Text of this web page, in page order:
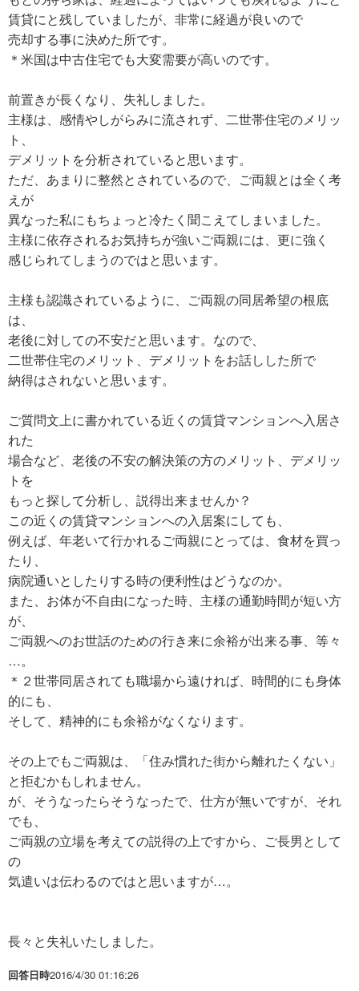
賃貸にと残していましたが、非常に経過が良いので
売却する事に決めた所です。
＊米国は中古住宅でも大変需要が高いのです。
前置きが長くなり、失礼しました。
主様は、感情やしがらみに流されず、二世帯住宅のメリッ
ト、
デメリットを分析されていると思います。
ただ、あまりに整然とされているので、ご両親とは全く考
えが
異なった私にもちょっと冷たく聞こえてしまいました。
主様に依存されるお気持ちが強いご両親には、更に強く
感じられてしまうのではと思います。
主様も認識されているように、ご両親の同居希望の根底
は、
老後に対しての不安だと思います。なので、
二世帯住宅のメリット、デメリットをお話しした所で
納得はされないと思います。
ご質問文上に書かれている近くの賃貸マンションへ入居さ
れた
場合など、老後の不安の解決策の方のメリット、デメリッ
トを
もっと探して分析し、説得出来ませんか？
この近くの賃貸マンションへの入居案にしても、
例えば、年老いて行かれるご両親にとっては、食材を買っ
たり、
病院通いとしたりする時の便利性はどうなのか。
また、お体が不自由になった時、主様の通勤時間が短い方
が、
ご両親へのお世話のための行き来に余裕が出来る事、等々
…。
＊２世帯同居されても職場から遠ければ、時間的にも身体
的にも、
そして、精神的にも余裕がなくなります。
その上でもご両親は、「住み慣れた街から離れたくない」
と拒むかもしれません。
が、そうなったらそうなったで、仕方が無いですが、それ
でも、
ご両親の立場を考えての説得の上ですから、ご長男として
の
気遣いは伝わるのではと思いますが…。
長々と失礼いたしました。
回答日時2016/4/30 01:16:26